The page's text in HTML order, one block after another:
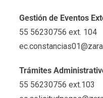
Gestión de Eventos
55 56230756 ext. 104
Trámites
55 56230756 ext.103